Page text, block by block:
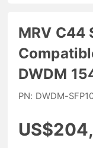
MRV C44
DWDM
PN: DWDM-